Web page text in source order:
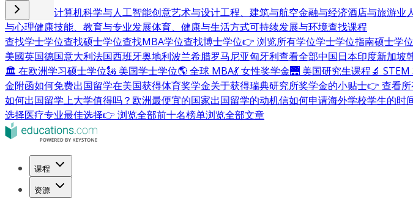
商业与管理 计算机科学与人工智能创意艺术与设计工程、建筑与航空金融与经济酒店与旅游业
与心理健康技能、教育与专业发展体育、健康与生活方式可持续发展与环境查找课程
查找学士学位查找硕士学位查找MBA学位查找博士学位👉 浏览所有学位学士学位指南硕士学
美國英国德国意大利法国西班牙奥地利波兰希腊罗马尼亚匈牙利查看全部中国日本印度新加坡
🏛 在欧洲学习硕士学位🗽 美国学士学位🌎 全球 MBA💃 女性奖学金🌉 美国研究生课程🔬
金附函如何免费出国留学在美国获得体育奖学金关于获得瑞典研究所奖学金的小贴士👉 查看所
如何出国留学上大学值得吗？ 欧洲最便宜的国家出国留学的动机信如何申请海外学校学生的时
选择医疗专业最佳选择👉 浏览全部前十名榜单浏览全部文章
课程
资源